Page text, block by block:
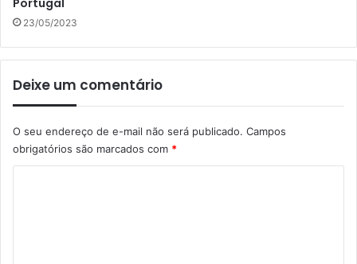
23/05/2023
Deixe um comentário
O seu endereço de e-mail não será publicado. Campos
obrigatórios são marcados com *